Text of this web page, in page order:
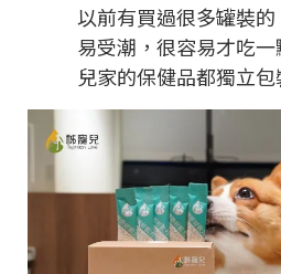
以前有買過很多罐裝
易受潮，很容易才吃
兒家的保健品都獨立